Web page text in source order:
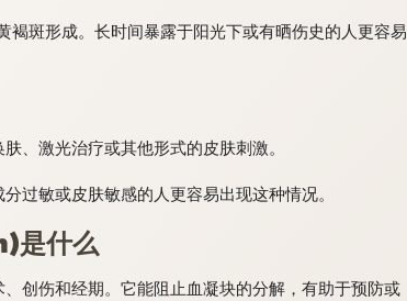
斑形成。长时间暴露于阳光下或有晒伤史的人更容易
、激光治疗或其他形式的皮肤刺激。
过敏或皮肤敏感的人更容易出现这种情况。
是什么
创伤和经期。它能阻止血凝块的分解，有助于预防或